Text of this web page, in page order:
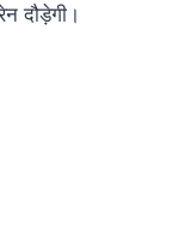
दौड़ेगी।